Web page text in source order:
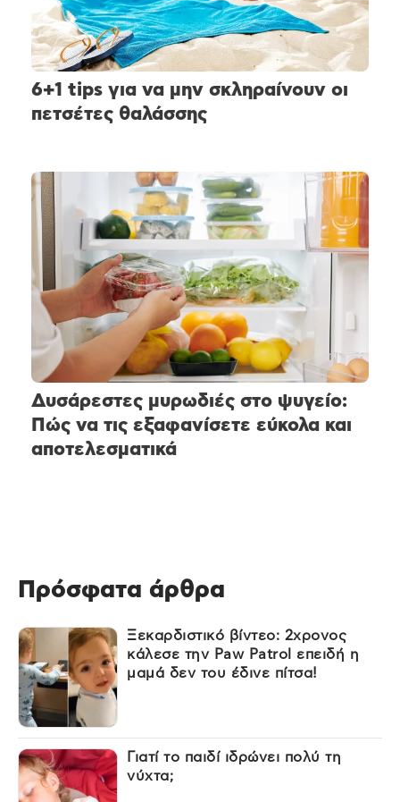
6+1 tips για να μην σκληραίνουν οι
πετσέτες θαλάσσης
Δυσάρεστες μυρωδιές στο ψυγείο:
Πώς να τις εξαφανίσετε εύκολα και
αποτελεσματικά
Πρόσφατα άρθρα
Ξεκαρδιστικό βίντεο: 2χρονος
κάλεσε την Paw Patrol επειδή η
μαμά δεν του έδινε πίτσα!
Γιατί το παιδί ιδρώνει πολύ τη
νύχτα;